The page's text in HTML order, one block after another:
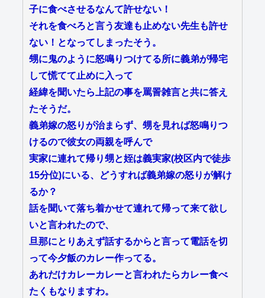
子に食べさせるなんて許せない！
それを食べろと言う友達も止めない先生も許せ
ない！となってしまったそう。
甥に鬼のように怒鳴りつけてる所に義弟が帰宅
して慌てて止めに入って
経緯を聞いたら上記の事を罵詈雑言と共に答え
たそうだ。
義弟嫁の怒りが治まらず、甥を見れば怒鳴りつ
けるので彼女の両親を呼んで
実家に連れて帰り甥と姪は義実家(校区内で徒歩
15分位)にいる、どうすれば義弟嫁の怒りが解け
るか？
話を聞いて落ち着かせて連れて帰って来て欲し
いと言われたので、
旦那にとりあえず話するからと言って電話を切
って今夕飯のカレー作ってる。
あれだけカレーカレーと言われたらカレー食べ
たくもなりますわ。